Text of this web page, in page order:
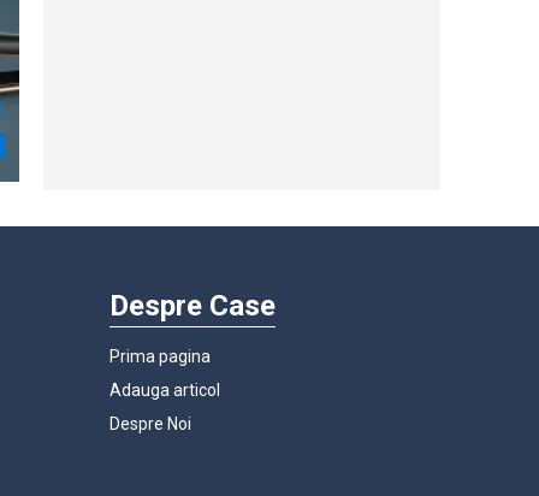
Despre Case
Prima pagina
Adauga articol
Despre Noi